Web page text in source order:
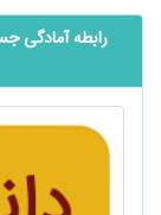
رابطه آمادگی